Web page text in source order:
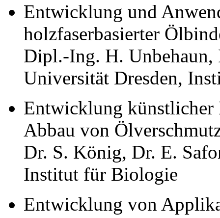
Entwicklung und
holzfaserbasierter
Dipl.-Ing. H. Unbehaun,
Universität Dresden,
Entwicklung künstlicher
Abbau von
Dr. S. König, Dr. E.
Institut für Biologie
Entwicklung von